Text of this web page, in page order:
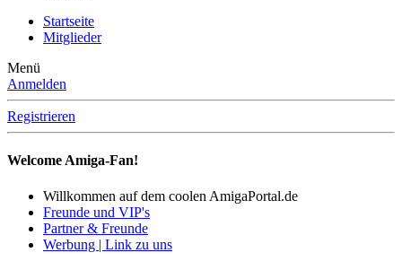
Startseite
Mitglieder
Menü
Anmelden
Registrieren
Welcome Amiga-Fan!
Willkommen auf dem coolen AmigaPortal.de
Freunde und VIP's
Partner & Freunde
Werbung | Link zu uns